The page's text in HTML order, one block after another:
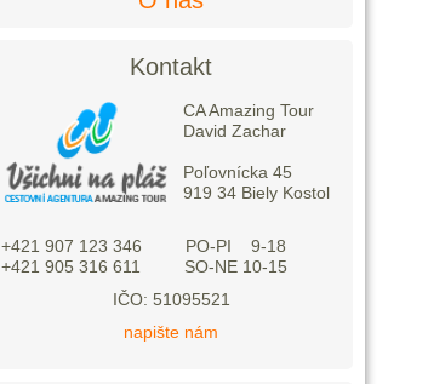
Kontakt
CA Amazing Tour
David Zachar
Poľovnícka 45
919 34 Biely Kostol
+421 907 123 346 PO-PI 9-18
+421 905 316 611 SO-NE 10-15
IČO: 51095521
napište nám